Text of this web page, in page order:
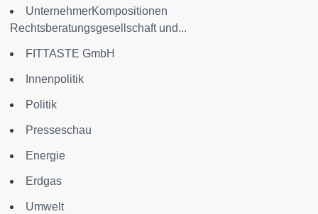
UnternehmerKompositionen
Rechtsberatungsgesellschaft und...
FITTASTE GmbH
Innenpolitik
Politik
Presseschau
Energie
Erdgas
Umwelt